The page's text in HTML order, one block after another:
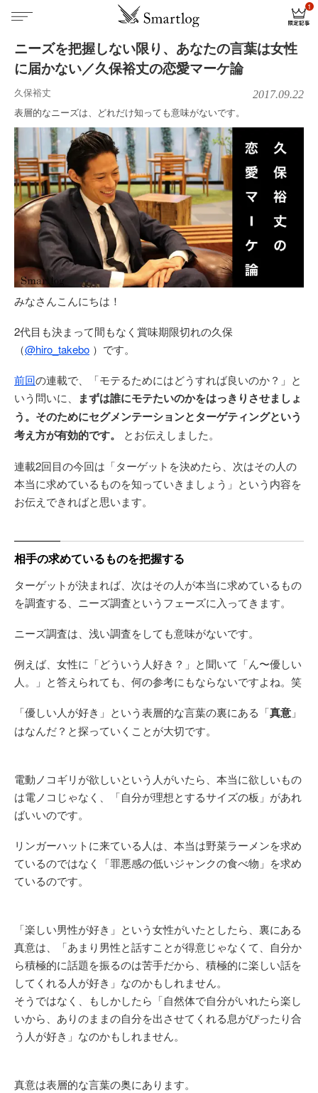
ニーズを把握しない限り、あなたの言葉は女性
に届かない／久保裕丈の恋愛マーケ論
久保裕丈 2017.09.22
表層的なニーズは、どれだけ知っても意味がないです。
みなさんこんにちは！
2代目も決まって間もなく賞味期限切れの久保
（@hiro_takebo ）です。
前回の連載で、「モテるためにはどうすれば良いのか？」と
いう問いに、
まずは誰にモテたいのかをはっきりさせましょ
う。そのためにセグメンテーションとターゲティングという
考え方が有効的です。
とお伝えしました。
連載2回目の今回は「ターゲットを決めたら、次はその人の
本当に求めているものを知っていきましょう」という内容を
お伝えできればと思います。
相手の求めているものを把握する
ターゲットが決まれば、次はその人が本当に求めているもの
を調査する、ニーズ調査というフェーズに入ってきます。
ニーズ調査は、浅い調査をしても意味がないです。
例えば、女性に「どういう人好き？」と聞いて「ん〜優しい
人。」と答えられても、何の参考にもならないですよね。笑
「優しい人が好き」という表層的な言葉の裏にある「真意 」
はなんだ？と探っていくことが大切です。
電動ノコギリが欲しいという人がいたら、本当に欲しいもの
は電ノコじゃなく、「自分が理想とするサイズの板」があれ
ばいいのです。
リンガーハットに来ている人は、本当は野菜ラーメンを求め
ているのではなく「罪悪感の低いジャンクの食べ物」を求め
ているのです。
「楽しい男性が好き」という女性がいたとしたら、裏にある
真意は、「あまり男性と話すことが得意じゃなくて、自分か
ら積極的に話題を振るのは苦手だから、積極的に楽しい話を
してくれる人が好き」なのかもしれません。
そうではなく、もしかしたら「自然体で自分がいれたら楽し
いから、ありのままの自分を出させてくれる息がぴったり合
う人が好き」なのかもしれません。
真意は表層的な言葉の奥にあります。